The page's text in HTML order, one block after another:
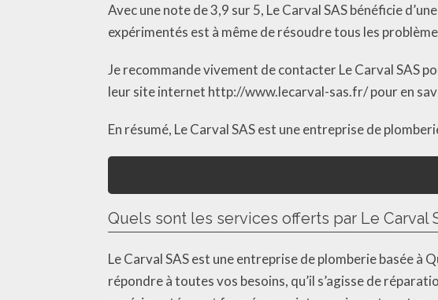
Avec une note de 3,9 sur 5, Le Carval SAS bénéficie
expérimentés est à même de résoudre tous les
Je recommande vivement de contacter Le Carval SAS
leur site internet http://www.lecarval-sas.fr/ pour en
En résumé, Le Carval SAS est une entreprise de
Quels sont les services offerts par Le Carval
Le Carval SAS est une entreprise de plomberie basée à
répondre à toutes vos besoins, qu’il s’agisse de